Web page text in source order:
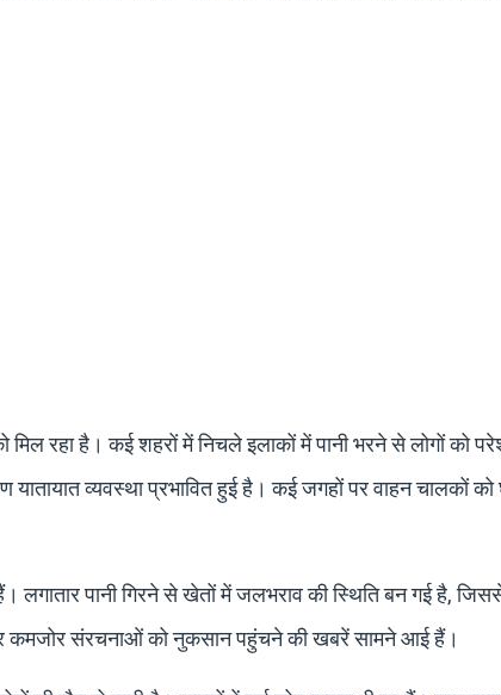
रहा है। कई शहरों में निचले इलाकों में पानी भरने से लोगों को
यातायात व्यवस्था प्रभावित हुई है। कई जगहों पर वाहन चालकों
हैं। लगातार पानी गिरने से खेतों में जलभराव की स्थिति बन गई है,
कमजोर संरचनाओं को नुकसान पहुंचने की खबरें सामने आई हैं।